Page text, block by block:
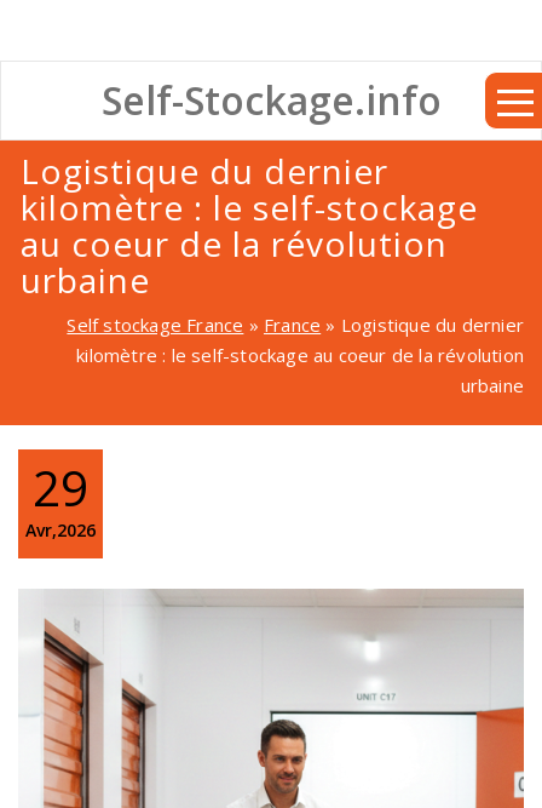
Self-Stockage.info
Logistique du dernier
kilomètre : le self-stockage
au coeur de la révolution
urbaine
Self stockage France » France » Logistique du dernier
kilomètre : le self-stockage au coeur de la révolution
urbaine
29
Avr,2026